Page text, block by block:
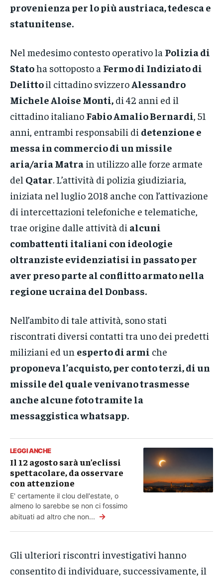
provenienza per lo più austriaca, tedesca e
statunitense.
Nel medesimo contesto operativo la Polizia di
Statoha sottoposto a Fermo di Indiziato di
Delittoil cittadino svizzero Alessandro
Michele Aloise Monti, di 42 anni ed il
cittadino italiano Fabio Amalio Bernardi , 51
anni, entrambi responsabili di detenzione e
messa in commercio di un missile
aria/aria Matra in utilizzo alle forze armate
del Qatar. L’attività di polizia giudiziaria,
iniziata nel luglio 2018 anche con l’attivazione
di intercettazioni telefoniche e telematiche,
trae origine dalle attività di alcuni
combattenti italiani con ideologie
oltranziste evidenziatisi in passato per
aver preso parte al conflitto armato nella
regione ucraina del Donbass.
Nell’ambito di tale attività, sono stati
riscontrati diversi contatti tra uno dei predetti
miliziani ed un esperto di armi che
proponeva l’acquisto, per conto terzi, di un
missile del quale venivano trasmesse
anche alcune foto tramite la
messaggistica whatsapp.
LEGGI ANCHE
Il 12 agosto sarà un’eclissi
spettacolare, da osservare
con attenzione
E' certamente il clou dell'estate, o
almeno lo sarebbe se non ci fossimo
abituati ad altro che non... →
Gli ulteriori riscontri investigativi hanno
consentito di individuare, successivamente, il